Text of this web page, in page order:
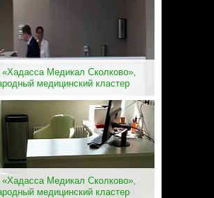
«Хадасса Медикал Сколково»,
медицинский кластер
«Хадасса Медикал Сколково»,
медицинский кластер